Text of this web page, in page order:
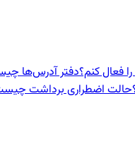
فعال کنم؟دفتر آدرس‌ها
حالت اضطراری برداشت